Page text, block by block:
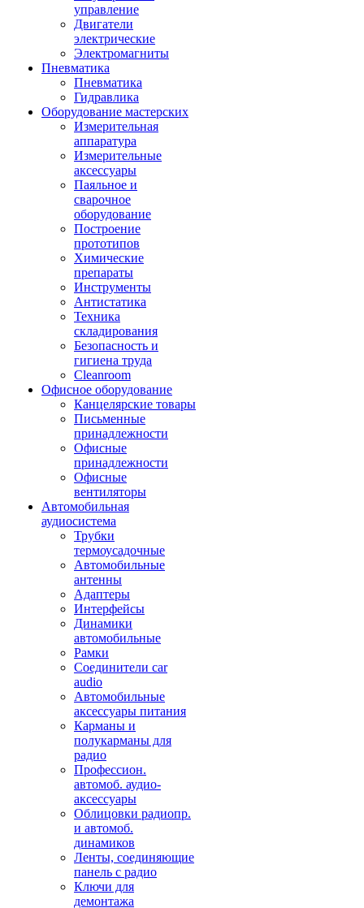
управление
Двигатели
электрические
Электромагниты
Пневматика
Пневматика
Гидравлика
Оборудование мастерских
Измерительная
аппаратура
Измерительные
аксессуары
Паяльное и
сварочное
оборудование
Построение
прототипов
Химические
препараты
Инструменты
Aнтистатика
Техника
складирования
Безопасность и
гигиена труда
Cleanroom
Офисное оборудование
Канцелярские товары
Письменные
принадлежности
Офисные
принадлежности
Офисные
вентиляторы
Автомобильная
аудиосистема
Трубки
термоусадочные
Автомобильные
антенны
Адаптеры
Интерфейсы
Динамики
автомобильные
Рамки
Соединители car
audio
Автомобильные
аксессуары питания
Карманы и
полукарманы для
радио
Профессион.
автомоб. аудио-
аксессуары
Облицовки радиопр.
и автомоб.
динамиков
Ленты, соединяющие
панель с радио
Ключи для
демонтажа